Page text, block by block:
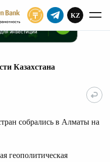
KZ
Казахстана
собрались в Алматы на
геополитическая